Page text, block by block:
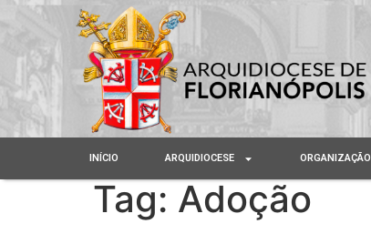
INÍCIO ARQUIDIOCESE ORGANIZAÇÃO
Tag: Adoção